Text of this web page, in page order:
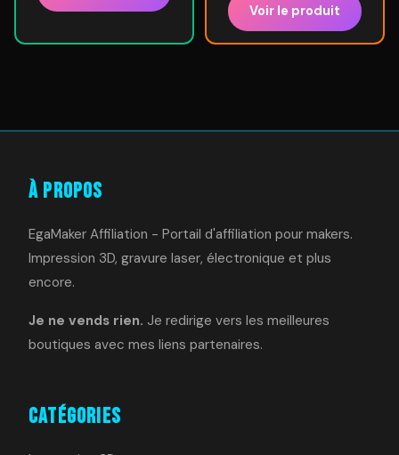
Voir le produit
À Propos
EgaMaker Affiliation - Portail d'affiliation pour makers.
Impression 3D, gravure laser, électronique et plus
encore.
Je ne vends rien. Je redirige vers les meilleures
boutiques avec mes liens partenaires.
Catégories